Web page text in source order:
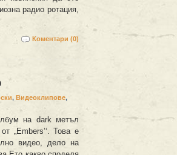
радио ротация,
Коментари (0)
, Видеоклипове,
на dark метъл
„Embers’‘. Това е
видео, дело на